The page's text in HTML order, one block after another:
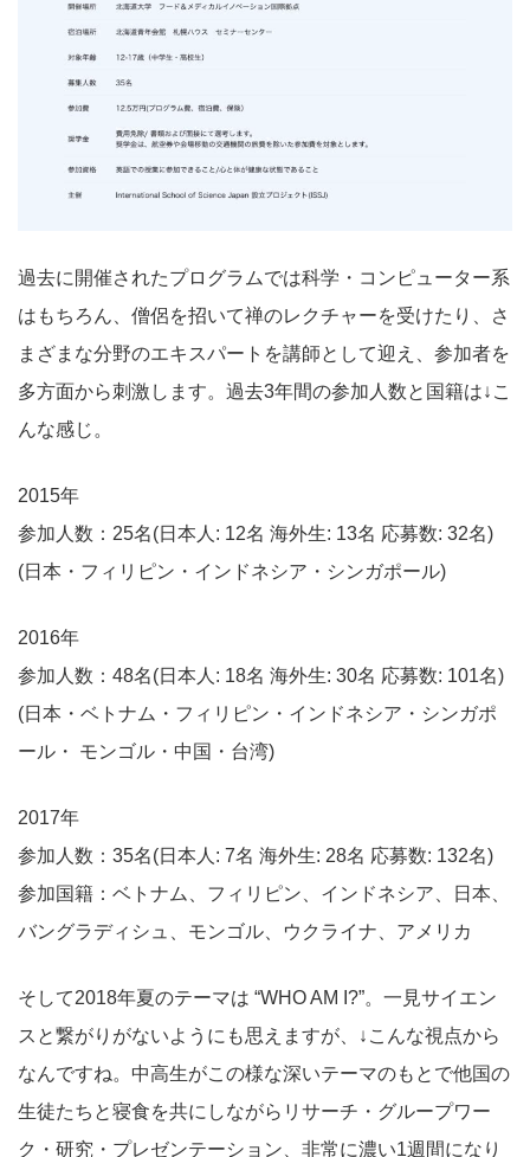
過去に開催されたプログラムでは科学・コンピューター系
はもちろん、僧侶を招いて禅のレクチャーを受けたり、さ
まざまな分野のエキスパートを講師として迎え、参加者を
多方面から刺激します。過去3年間の参加人数と国籍は↓こ
んな感じ。
2015年
参加人数：25名(日本人: 12名 海外生: 13名 応募数: 32名)
(日本・フィリピン・インドネシア・シンガポール)
2016年
参加人数：48名(日本人: 18名 海外生: 30名 応募数: 101名)
(日本・ベトナム・フィリピン・インドネシア・シンガポ
ール・ モンゴル・中国・台湾)
2017年
参加人数：35名(日本人: 7名 海外生: 28名 応募数: 132名)
参加国籍：ベトナム、フィリピン、インドネシア、日本、
バングラディシュ、モンゴル、ウクライナ、アメリカ
そして2018年夏のテーマは “WHO AM I?”。一見サイエン
スと繋がりがないようにも思えますが、↓こんな視点から
なんですね。中高生がこの様な深いテーマのもとで他国の
生徒たちと寝食を共にしながらリサーチ・グループワー
ク・研究・プレゼンテーション、非常に濃い1週間になり